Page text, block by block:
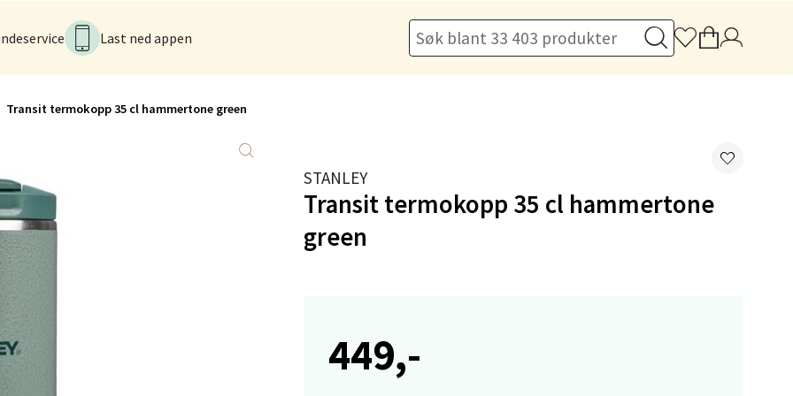
Last ned appen
Transit termokopp 35 cl hammertone green
STANLEY
Transit termokopp 35 cl hammertone
green
449,-
16, 4016 Stavanger
10-20
Velg
1, 4313 Sandnes
10-21
- Thon Senter Lagunen
1, 5239 Bergen
10-21